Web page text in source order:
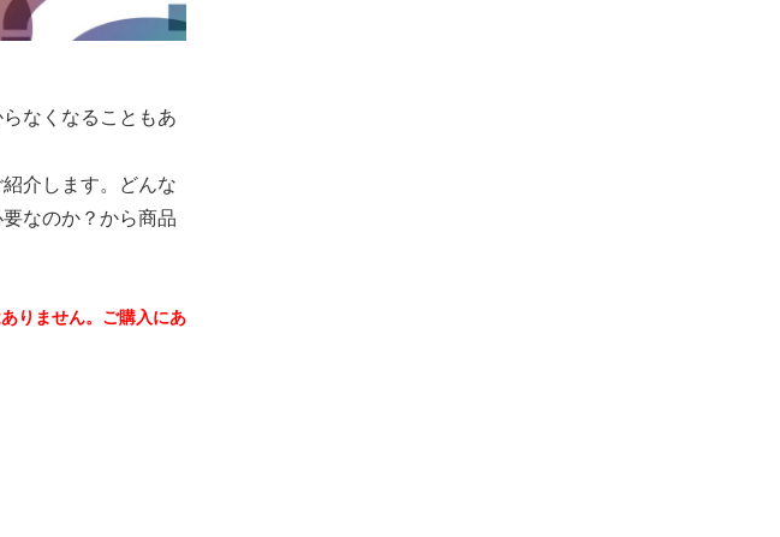
なくなることもあ
介します。どんな
なのか？から商品
りません。ご購入にあ